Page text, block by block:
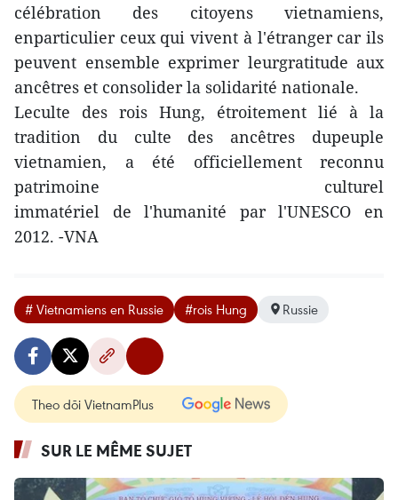
célébration des citoyens vietnamiens,
enparticulier ceux qui vivent à l'étranger car ils
peuvent ensemble exprimer leurgratitude aux
ancêtres et consolider la solidarité nationale.
Leculte des rois Hung, étroitement lié à la
tradition du culte des ancêtres dupeuple
vietnamien, a été officiellement reconnu
patrimoine culturel
immatériel de l'humanité par l'UNESCO en
2012. -VNA
# Vietnamiens en Russie #rois Hung Russie
Theo dõi VietnamPlus
SUR LE MÊME SUJET